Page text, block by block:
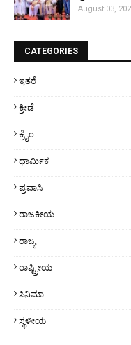
August 03,
CATEGORIES
ಇತರೆ
ಕ್ರೀಡೆ
ಕ್ರೈಂ
ಧಾರ್ಮಿಕ
ಪ್ರವಾಸಿ
ರಾಜಕೀಯ
ರಾಜ್ಯ
ರಾಷ್ಟ್ರೀಯ
ಸಿನಿಮಾ
ಸ್ಥಳೀಯ